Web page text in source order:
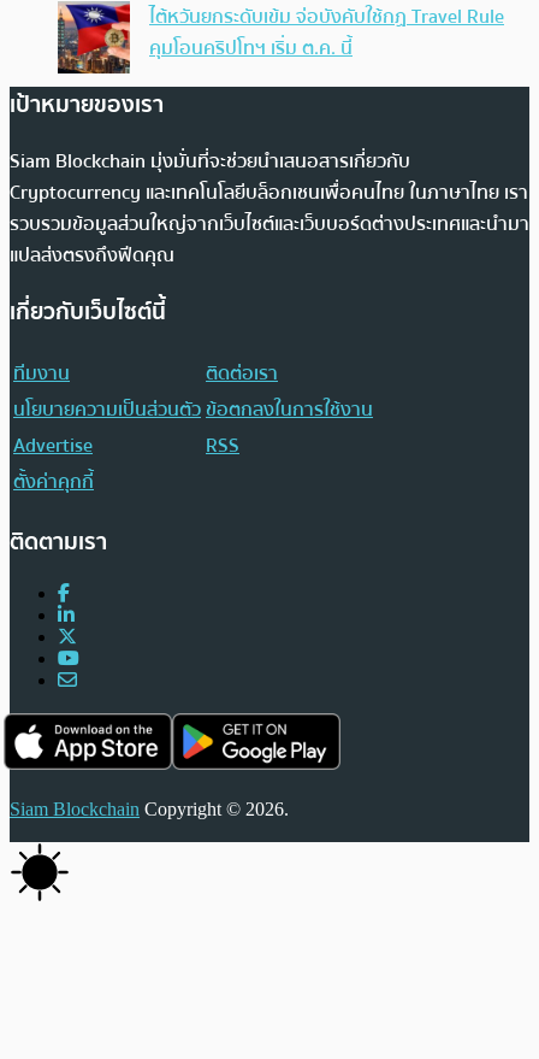
ไต้หวันยกระดับเข้ม จ่อบังคับใช้กฏ Travel Rule
คุมโอนคริปโทฯ เริ่ม ต.ค. นี้
เป้าหมายของเรา
Siam Blockchain มุ่งมั่นที่จะช่วยนำเสนอสารเกี่ยวกับ
Cryptocurrency และเทคโนโลยีบล็อกเชนเพื่อคนไทย ในภาษาไทย เรา
รวบรวมข้อมูลส่วนใหญ่จากเว็บไซต์และเว็บบอร์ดต่างประเทศและนำมา
แปลส่งตรงถึงฟีดคุณ
เกี่ยวกับเว็บไซต์นี้
ทีมงาน
ติดต่อเรา
นโยบายความเป็นส่วนตัวข้อตกลงในการใช้งาน
Advertise
RSS
ตั้งค่าคุกกี้
ติดตามเรา
Siam Blockchain Copyright © 2026.